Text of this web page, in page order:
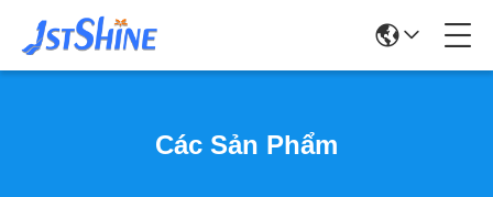
Các Sản Phẩm